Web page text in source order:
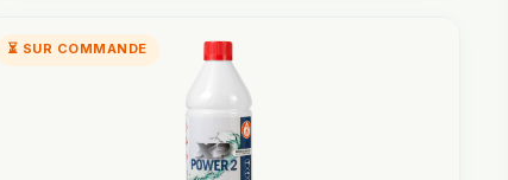
⏳ SUR COMMANDE